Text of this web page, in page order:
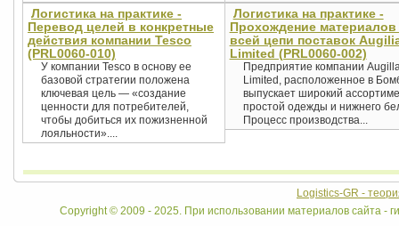
Логистика на практике -
Перевод целей в конкретные
действия компании Tesco
(PRL0060-010)
У компании Tesco в основу ее
базовой стратегии положена
ключевая цель — «создание
ценности для потребителей,
чтобы добиться их пожизненной
лояльности»....
Логистика на практике -
Прохождение материалов
всей цепи поставок
Limited (PRL0060-002)
Предприятие компании
Limited, расположенное в
выпускает широкий
простой одежды и нижнего
Процесс производства...
Logistics-GR -
Copyright © 2009 - 2025. При использовании материалов сайта -